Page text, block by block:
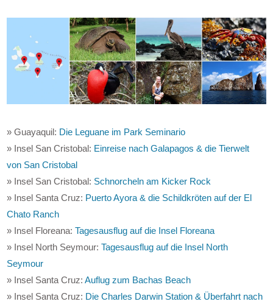
» Guayaquil: Die Leguane im Park Seminario
» Insel San Cristobal: Einreise nach Galapagos & die Tierwelt
von San Cristobal
» Insel San Cristobal: Schnorcheln am Kicker Rock
» Insel Santa Cruz: Puerto Ayora & die Schildkröten auf der El
Chato Ranch
» Insel Floreana:Tagesausflug auf die Insel Floreana
» Insel North Seymour:Tagesausflug auf die Insel North
Seymour
» Insel Santa Cruz:Auflug zum Bachas Beach
» Insel Santa Cruz: Die Charles Darwin Station & Überfahrt nach